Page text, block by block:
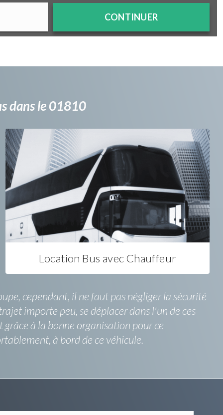
CONTINUER
dans le 01810
Location Bus avec Chauffeur
cependant, il ne faut pas négliger la sécurité
importe peu, se déplacer dans l'un de ces
à la bonne organisation pour ce
à bord de ce véhicule.